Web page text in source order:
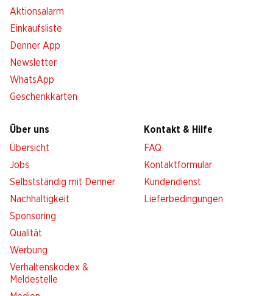
Aktionsalarm
Einkaufsliste
Denner App
Newsletter
WhatsApp
Geschenkkarten
Über uns
Übersicht
Jobs
Selbstständig mit Denner
Nachhaltigkeit
Sponsoring
Qualität
Werbung
Verhaltenskodex &
Meldestelle
Kontakt & Hilfe
FAQ
Kontaktformular
Kundendienst
Lieferbedingungen